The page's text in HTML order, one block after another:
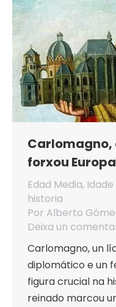
Carlomagno,
forxou Europa
Edad Media,
historia
Por Alberto
Deixa un
Carlomagno, un
diplomático e un
figura crucial na
reinado marcou